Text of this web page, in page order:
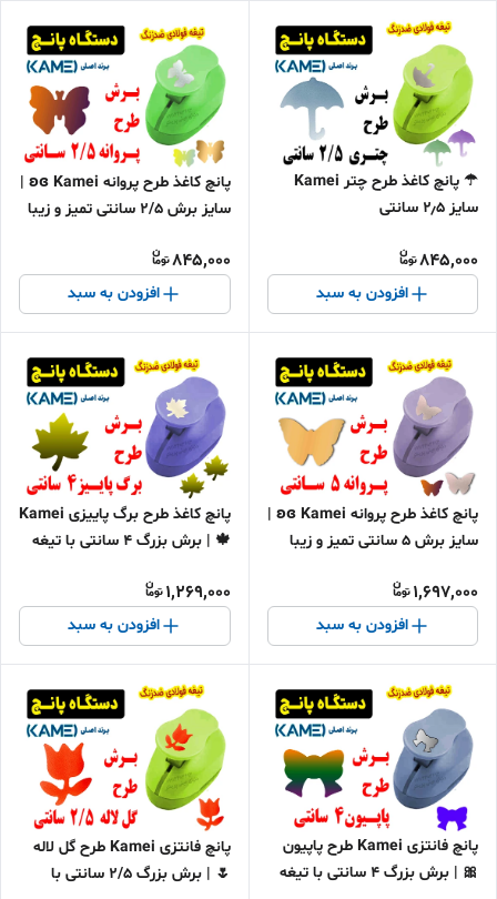
☂︎ پانچ کاغذ طرح چتر Kamei
سایز ۲٫۵ سانتی
845,000
افزودن به سبد
پانچ کاغذ طرح پروانه ʚɞ Kamei |
سایز برش 2/5 سانتی تمیز و زیبا
845,000
افزودن به سبد
پانچ کاغذ طرح پروانه ʚɞ Kamei |
سایز برش ۵ سانتی تمیز و زیبا
1,697,000
افزودن به سبد
پانچ کاغذ طرح برگ پاییزی Kamei
🍁 | برش بزرگ 4 سانتی با تیغه
1,269,000
افزودن به سبد
پانچ فانتزی Kamei طرح پاپیون
🎀 | برش بزرگ 4 سانتی با تیغه
پانچ فانتزی Kamei طرح گل لاله
🌷 | برش بزرگ 2/5 سانتی با